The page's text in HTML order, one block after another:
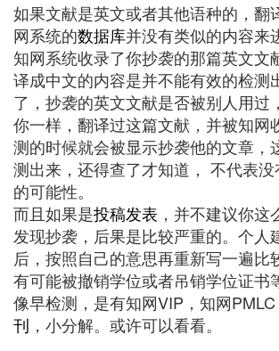
如果文献是英文或者其他语种的，翻
网系统的数据库并没有类似的内容来
知网系统收录了你抄袭的那篇英文文
译成中文的内容是并不能有效的检测
了，抄袭的英文文献是否被别人用过
你一样，翻译过这篇文献，并被知网
测的时候就会被显示抄袭他的文章，
测出来，还得查了才知道， 不代表
的可能性。
而且如果是投稿发表 ，并不建议你
发现抄袭，后果是比较严重的。个人
后，按照自己的意思再重新写一遍比
有可能被撤销学位或者吊销学位证书
像早检测，是有知网VIP，知网
刊 ，小分解。或许可以看看。